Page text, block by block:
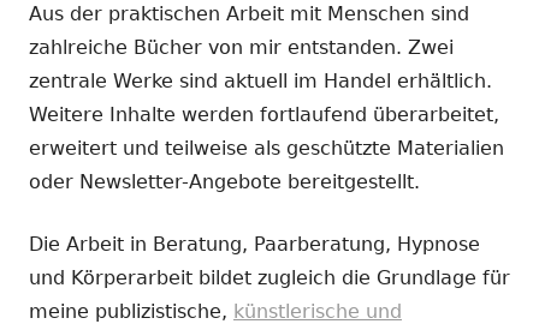
Aus der praktischen Arbeit mit Menschen sind
zahlreiche Bücher von mir entstanden. Zwei
zentrale Werke sind aktuell im Handel erhältlich.
Weitere Inhalte werden fortlaufend überarbeitet,
erweitert und teilweise als geschützte Materialien
oder Newsletter-Angebote bereitgestellt.
Die Arbeit in Beratung, Paarberatung, Hypnose
und Körperarbeit bildet zugleich die Grundlage für
meine publizistische, künstlerische und